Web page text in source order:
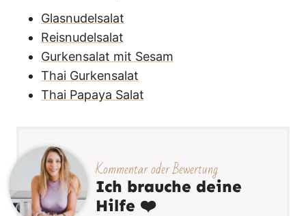
Glasnudelsalat
Reisnudelsalat
Gurkensalat mit Sesam
Thai Gurkensalat
Thai Papaya Salat
Kommentar oder Bewertung
Ich brauche deine
Hilfe ❤️